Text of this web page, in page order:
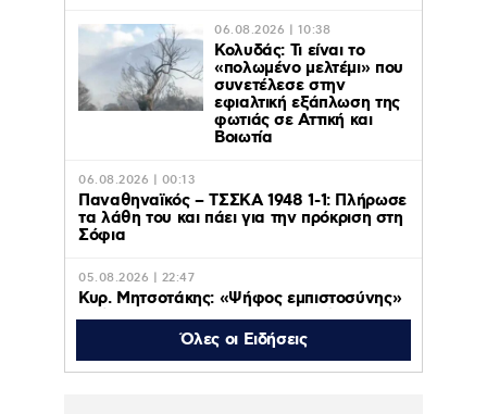
06.08.2026 | 10:38
Κολυδάς: Τι είναι το
«πολωμένο μελτέμι» που
συνετέλεσε στην
εφιαλτική εξάπλωση της
φωτιάς σε Αττική και
Βοιωτία
06.08.2026 | 00:13
Παναθηναϊκός – ΤΣΣΚΑ 1948 1-1: Πλήρωσε
τα λάθη του και πάει για την πρόκριση στη
Σόφια
05.08.2026 | 22:47
Κυρ. Μητσοτάκης: «Ψήφος εμπιστοσύνης»
η είσοδος της Meridiam στο καλώδιο
Ελλάδας – Κύπρου
05.08.2026 | 21:51
Όλες οι Ειδήσεις